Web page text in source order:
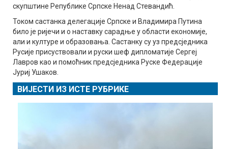
скупштине Републике Српске Ненад Стевандић.
Током састанка делегације Српске и Владимира Путина
било је ријечи и о наставку сарадње у области економије,
али и културе и образовања. Састанку су уз предсједника
Русије присуствовали и руски шеф дипломатије Сергеј
Лавров као и помоћник предсједника Руске Федерације
Јуриј Ушаков.
ВИЈЕСТИ ИЗ ИСТЕ РУБРИКЕ